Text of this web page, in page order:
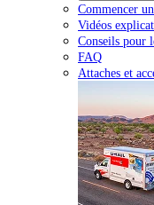
Commencer
Vidéos
Conseils pour
FAQ
Attaches et